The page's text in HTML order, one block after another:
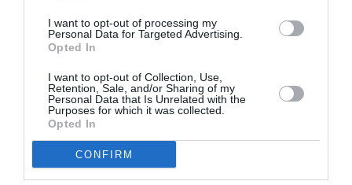
I want to opt-out of processing my
Personal Data for Targeted Advertising.
Opted In
I want to opt-out of Collection, Use,
Retention, Sale, and/or Sharing of my
Personal Data that Is Unrelated with the
Purposes for which it was collected.
Opted In
CONFIRM
Ακολουθήστε το Culturenow.gr
Σχετικά Άρθρα